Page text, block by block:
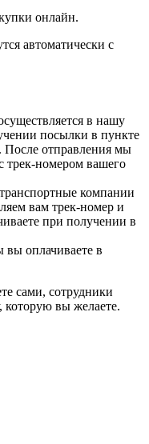
онлайн.
автоматически с
в нашу
посылки в пункте
После отправления мы
трек-номером вашего
компании
вам трек-номер и
при получении в
оплачиваете в
сами, сотрудники
которую вы желаете.